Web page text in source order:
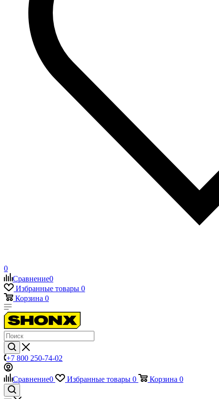
0
Сравнение0
Избранные товары 0
Корзина 0
+7 800 250-74-02
Сравнение0 Избранные товары 0 Корзина 0